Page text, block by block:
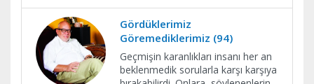
Gördüklerimiz
Göremediklerimiz (94)
Geçmişin karanlıkları insanı her an
beklenmedik sorularla karşı karşıya